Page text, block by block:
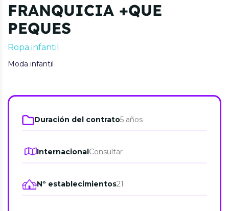
FRANQUICIA +QUE
PEQUES
Ropa infantil
Moda infantil
Duración del contrato5 años
InternacionalConsultar
Nº establecimientos21